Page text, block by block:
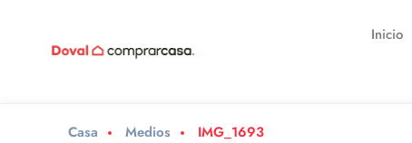
Inicio
Casa Medios IMG_1693